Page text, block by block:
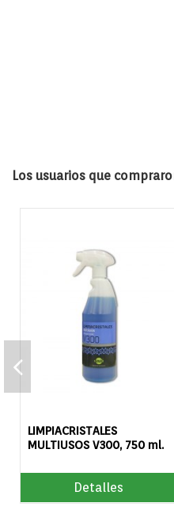
Los usuarios que
LIMPIACRISTALES
MULTIUSOS V300, 750 ml.
Detalles